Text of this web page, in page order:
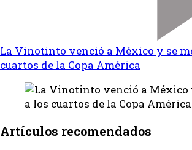
La Vinotinto venció a México y se
cuartos de la Copa América
Artículos recomendados